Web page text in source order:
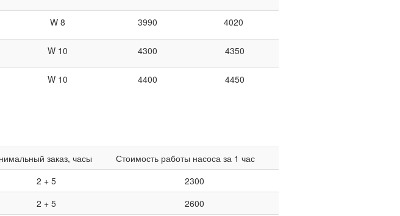
W 8 3990 4020
W 10 4300 4350
W 10 4400 4450
заказ, часы
Стоимость работы насоса за 1 час
2 + 5
2300
2 + 5
2600